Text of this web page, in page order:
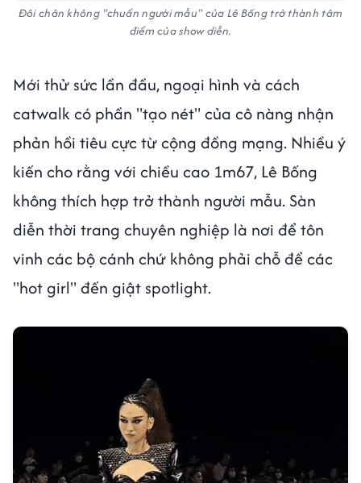
Đôi chân không "chuẩn người mẫu" của Lê Bống trở thành tâm
điểm của show diễn.
Mới thử sức lần đầu, ngoại hình và cách
catwalk có phần "tạo nét" của cô nàng nhận
phản hồi tiêu cực từ cộng đồng mạng. Nhiều ý
kiến cho rằng với chiều cao 1m67, Lê Bống
không thích hợp trở thành người mẫu. Sàn
diễn thời trang chuyên nghiệp là nơi để tôn
vinh các bộ cánh chứ không phải chỗ để các
"hot girl" đến giật spotlight.